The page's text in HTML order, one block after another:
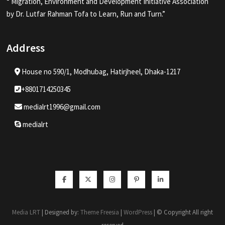
by Dr. Lutfar Rahman Tofa to Learn, Run and Turn.”
Address
House no 590/1, Modhubag, Hatirjheel, Dhaka-1217
+8801714250345
medialrt1996@gmail.com
medialrt
FacebookTwitterInstagramPinterestLinkedin
Media LRT| Designed by: Theme Freesia | WordPress| © Copyright All right